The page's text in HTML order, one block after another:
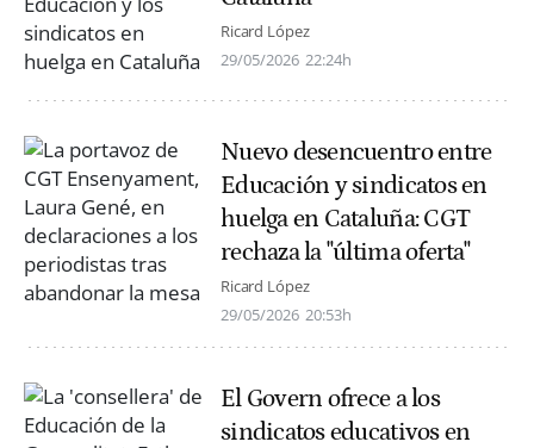
Ricard López
29/05/2026 22:24h
Nuevo desencuentro entre
Educación y sindicatos en
huelga en Cataluña: CGT
rechaza la "última oferta"
Ricard López
29/05/2026 20:53h
El Govern ofrece a los
sindicatos educativos en